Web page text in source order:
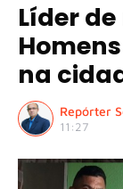
Líder
na
Repórter
11:27